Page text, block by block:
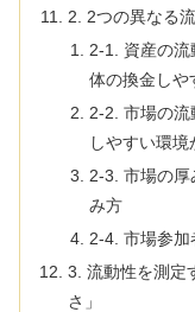
2. 2つの異なる
2-1. 資産の流
体の換金しや
2-2. 市場の
しやすい環境
2-3. 市場の
み方
2-4. 市場参
3. 流動性を測定
さ」